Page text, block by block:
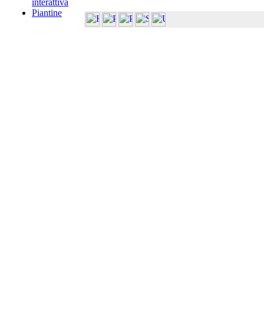
interattiva
Piantine